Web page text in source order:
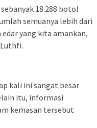
18.288 botol
semuanya lebih dari
yang kita amankan,
kali ini sangat besar
itu, informasi
kemasan tersebut